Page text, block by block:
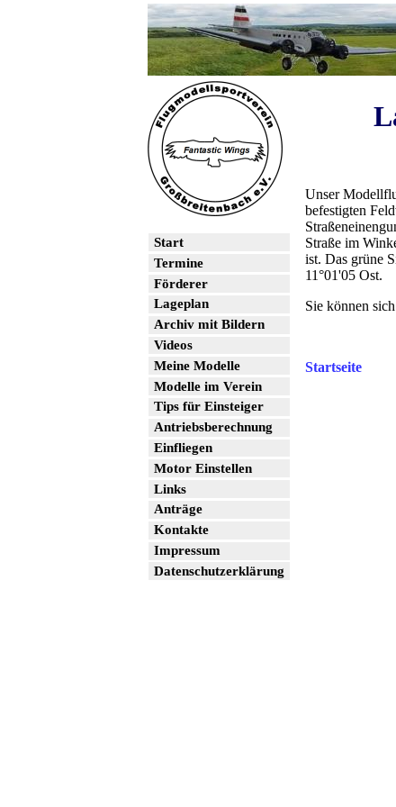
Start
Termine
Förderer
Lageplan
Archiv mit Bildern
Videos
Meine Modelle
Modelle im Verein
Tips für Einsteiger
Antriebsberechnung
Einfliegen
Motor Einstellen
Links
Anträge
Kontakte
Impressum
Datenschutzerklärung
Unser
befestigten
Straße im
ist. Das grüne
11°01'05 Ost.
Sie können
Startseite